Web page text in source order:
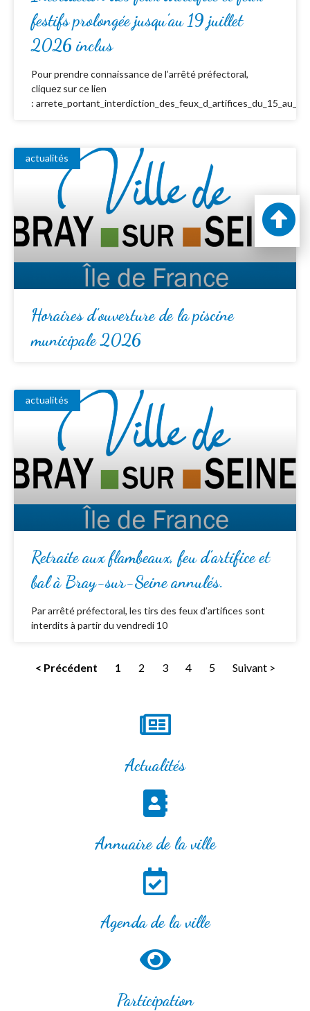
festifs prolongée jusqu’au 19 juillet
2026 inclus
Pour prendre connaissance de l’arrêté préfectoral,
cliquez sur ce lien
:
actualités
Horaires d’ouverture de la piscine
municipale 2026
actualités
Retraite aux flambeaux, feu d’artifice et
bal à Bray-sur-Seine annulés.
Par arrêté préfectoral, les tirs des feux d’artifices sont
interdits à partir du vendredi 10
< Précédent 1 2 3 4 5 Suivant >
Actualités
Annuaire de la ville
Agenda de la ville
Participation